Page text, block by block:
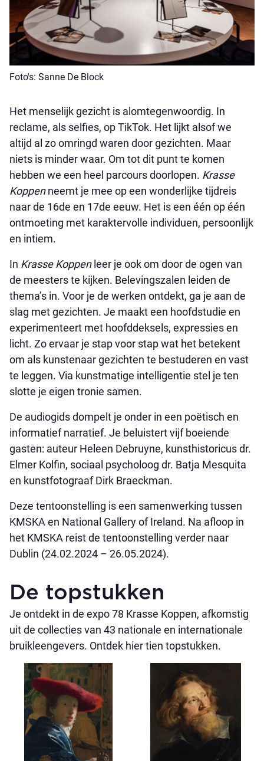
Foto's: Sanne De Block
Het menselijk gezicht is alomtegenwoordig. In
reclame, als selfies, op TikTok. Het lijkt alsof we
altijd al zo omringd waren door gezichten. Maar
niets is minder waar. Om tot dit punt te komen
hebben we een heel parcours doorlopen. Krasse
Koppenneemt je mee op een wonderlijke tijdreis
naar de 16de en 17de eeuw. Het is een één op één
ontmoeting met karaktervolle individuen, persoonlijk
en intiem.
In Krasse Koppen leer je ook om door de ogen van
de meesters te kijken. Belevingszalen leiden de
thema’s in. Voor je de werken ontdekt, ga je aan de
slag met gezichten. Je maakt een hoofdstudie en
experimenteert met hoofddeksels, expressies en
licht. Zo ervaar je stap voor stap wat het betekent
om als kunstenaar gezichten te bestuderen en vast
te leggen. Via kunstmatige intelligentie stel je ten
slotte je eigen tronie samen.
De audiogids dompelt je onder in een poëtisch en
informatief narratief. Je beluistert vijf boeiende
gasten: auteur Heleen Debruyne, kunsthistoricus dr.
Elmer Kolfin, sociaal psycholoog dr. Batja Mesquita
en kunstfotograaf Dirk Braeckman.
Deze tentoonstelling is een samenwerking tussen
KMSKA en National Gallery of Ireland. Na afloop in
het KMSKA reist de tentoonstelling verder naar
Dublin (24.02.2024 – 26.05.2024).
De topstukken
Je ontdekt in de expo 78 Krasse Koppen, afkomstig
uit de collecties van 43 nationale en internationale
bruikleengevers. Ontdek hier tien topstukken.